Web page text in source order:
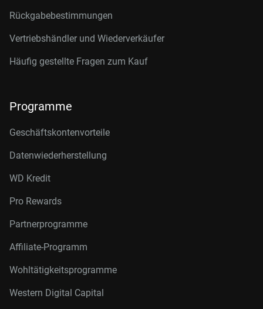
Rückgabebestimmungen
Vertriebshändler und Wiederverkäufer
Häufig gestellte Fragen zum Kauf
Programme
Geschäftskontenvorteile
Datenwiederherstellung
WD Kredit
Pro Rewards
Partnerprogramme
Affiliate-Programm
Wohltätigkeitsprogramme
Western Digital Capital